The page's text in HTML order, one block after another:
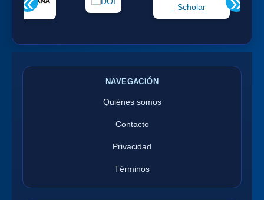
NAVEGACIÓN
Quiénes somos
Contacto
Privacidad
Términos